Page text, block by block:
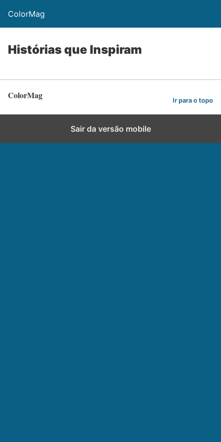
ColorMag
Histórias que Inspiram
ColorMag Ir para o topo
Sair da versão mobile